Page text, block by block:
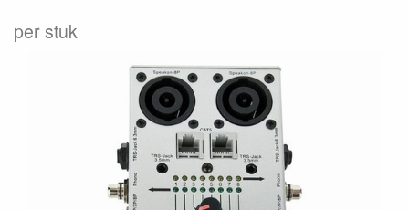
per stuk